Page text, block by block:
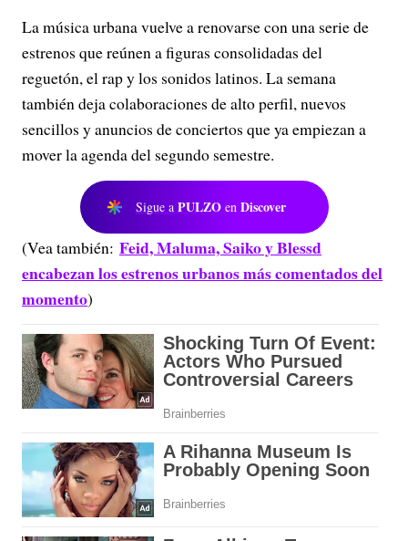
La música urbana vuelve a renovarse con una serie de
estrenos que reúnen a figuras consolidadas del
reguetón, el rap y los sonidos latinos. La semana
también deja colaboraciones de alto perfil, nuevos
sencillos y anuncios de conciertos que ya empiezan a
mover la agenda del segundo semestre.
Sigue a PULZO en Discover
(Vea también: Feid, Maluma, Saiko y Blessd
encabezan los estrenos urbanos más comentados del
momento)